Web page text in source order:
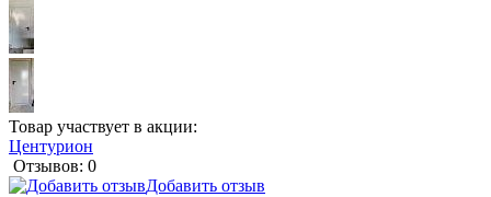
Товар участвует в акции:
Центурион
Отзывов: 0
Добавить отзыв